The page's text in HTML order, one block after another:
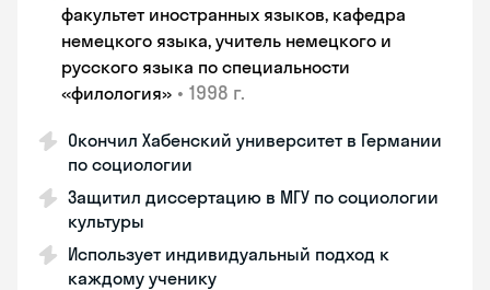
факультет иностранных языков, кафедра
немецкого языка, учитель немецкого и
русского языка по специальности
«филология» • 1998 г.
Окончил Хабенский университет в Германии
по социологии
Защитил диссертацию в МГУ по социологии
культуры
Использует индивидуальный подход к
каждому ученику